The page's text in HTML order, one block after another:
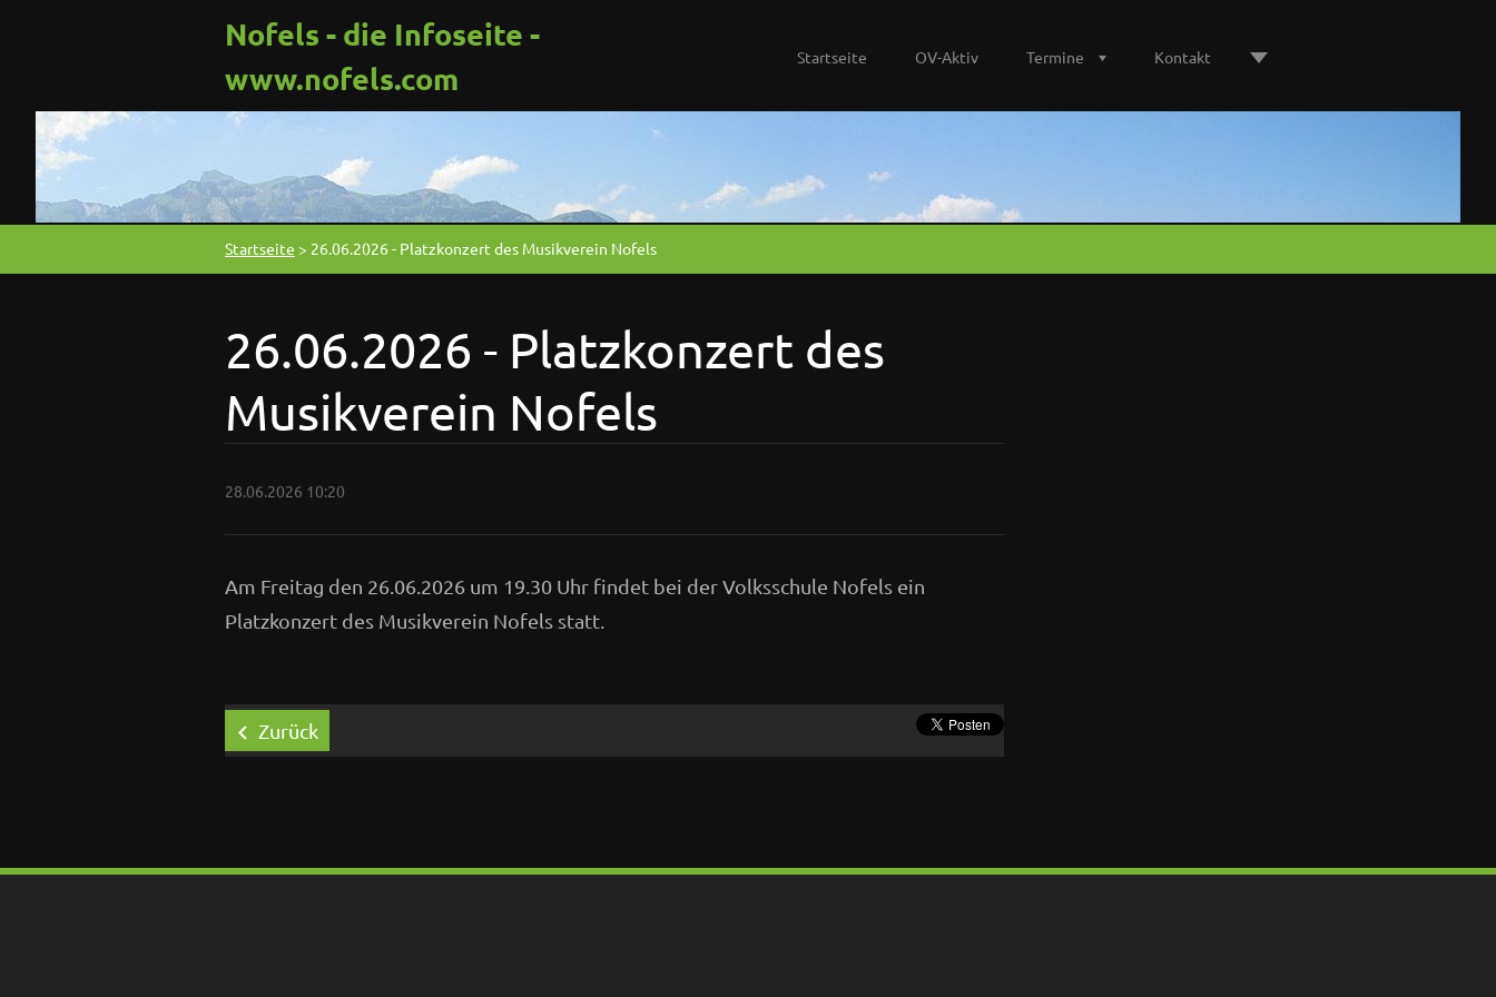
Nofels - die Infoseite -
www.nofels.com
Startseite OV-Aktiv Termine Kontakt
Startseite > 26.06.2026 - Platzkonzert des Musikverein Nofels
26.06.2026 - Platzkonzert des
Musikverein Nofels
28.06.2026 10:20
Am Freitag den 26.06.2026 um 19.30 Uhr findet bei der Volksschule Nofels ein
Platzkonzert des Musikverein Nofels statt.
Zurück